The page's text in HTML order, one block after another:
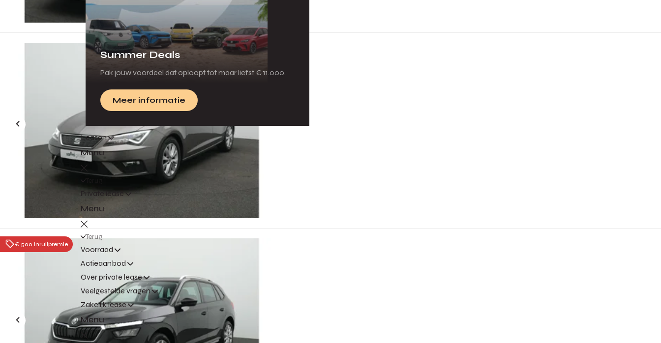
Summer Deals
Pak jouw voordeel dat oploopt tot maar liefst € 11.000.
Meer informatie
Leasen
Menu
Private lease
Menu
Terug
Voorraad
Actieaanbod
Over private lease
Veelgestelde vragen
Zakelijk lease
Menu
€ 500 inruilpremie